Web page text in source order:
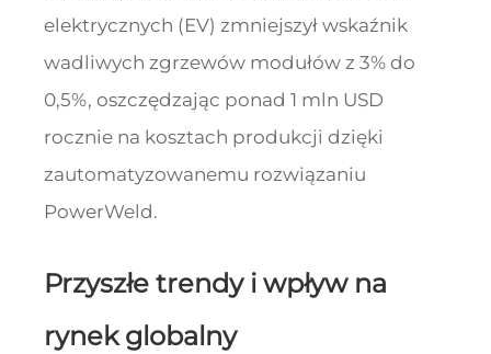
elektrycznych (EV) zmniejszył wskaźnik
wadliwych zgrzewów modułów z 3% do
0,5%, oszczędzając ponad 1 mln USD
rocznie na kosztach produkcji dzięki
zautomatyzowanemu rozwiązaniu
PowerWeld.
Przyszłe trendy i wpływ na
rynek globalny